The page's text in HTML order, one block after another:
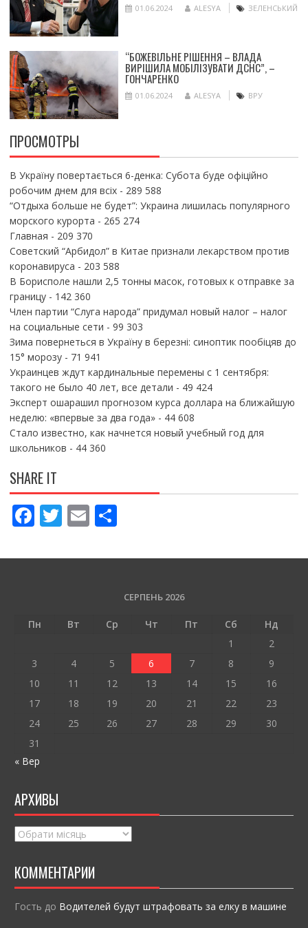
01.06.2024 ALESYA ЗЕЛЕНСЬКИЙ
“БОЖЕВІЛЬНЕ РІШЕННЯ – ВЛАДА
ВИРІШИЛА МОБІЛІЗУВАТИ ДСНС”, –
ГОНЧАРЕНКО
01.06.2024 ALESYA ВРУ
ПРОСМОТРЫ
В Україну повертається 6-денка: Субота буде офіційно
робочим днем для всіх- 289 588
“Отдыха больше не будет”: Украина лишилась популярного
морского курорта - 265 274
Главная - 209 370
Советский “Арбидол” в Китае признали лекарством против
коронавируса - 203 588
В Борисполе нашли 2,5 тонны масок, готовых к отправке за
границу- 142 360
Член партии “Слуга народа” придумал новый налог – налог
на социальные сети - 99 303
Зима повернеться в Україну в березні: синоптик пообіцяв до
15° морозу- 71 941
Украинцев ждут кардинальные перемены с 1 сентября:
такого не было 40 лет, все детали - 49 424
Эксперт ошарашил прогнозом курса доллара на ближайшую
неделю: «впервые за два года»- 44 608
Стало известно, как начнется новый учебный год для
школьников - 44 360
SHARE IT
F
e
o
T
itt
E
ai
П
ді
и
т
ся
СЕРПЕНЬ 2026
Пн Вт Ср Чт Пт Сб
Нд
1
2
3
4 5 6 7 8
9
10
11 12 13 14 15
16
17
18 19 20 21 22
23
24
25 26 27 28 29
30
31
« Вер
АРХИВЫ
Архивы
КОММЕНТАРИИ
Гость до Водителей будут штрафовать за елку в машине